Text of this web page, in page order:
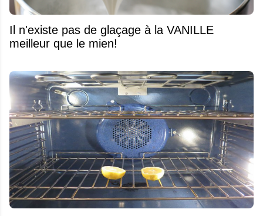
Il n'existe pas de glaçage à la VANILLE
meilleur que le mien!